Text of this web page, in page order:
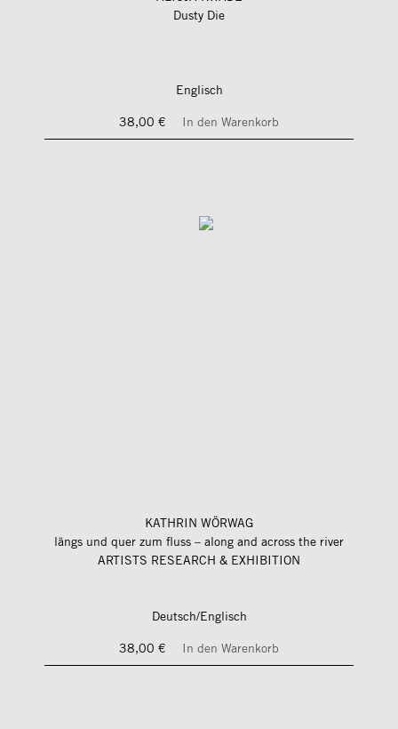
Dusty Die
Englisch
38,00 €
In den Warenkorb
KATHRIN WÖRWAG
längs und quer zum fluss – along and across the river
ARTISTS RESEARCH & EXHIBITION
Deutsch/Englisch
38,00 €
In den Warenkorb